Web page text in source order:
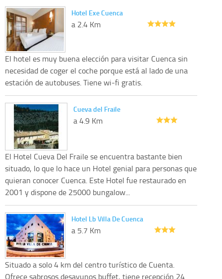
Hotel Exe Cuenca
a 2.4 Km
El hotel es muy buena elección para visitar Cuenca sin
necesidad de coger el coche porque está al lado de una
estación de autobuses. Tiene wi-fi gratis.
Cueva del Fraile
a 4.9 Km
El Hotel Cueva Del Fraile se encuentra bastante bien
situado, lo que lo hace un Hotel genial para personas que
quieran conocer Cuenca. Este Hotel fue restaurado en
2001 y dispone de 25000 bungalow...
Hotel Lb Villa De Cuenca
a 5.7 Km
Situado a solo 4 km del centro turístico de Cuenta.
Ofrece sabrosos desayunos buffet, tiene recepción 24